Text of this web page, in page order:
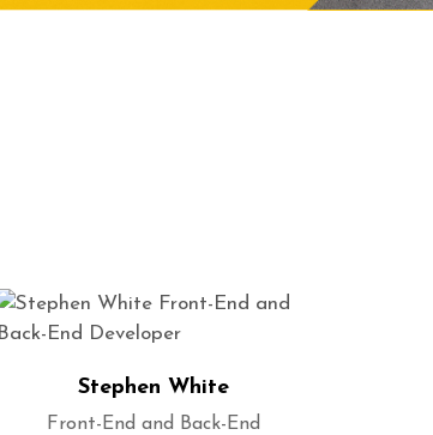
Stephen White
Front-End and Back-End